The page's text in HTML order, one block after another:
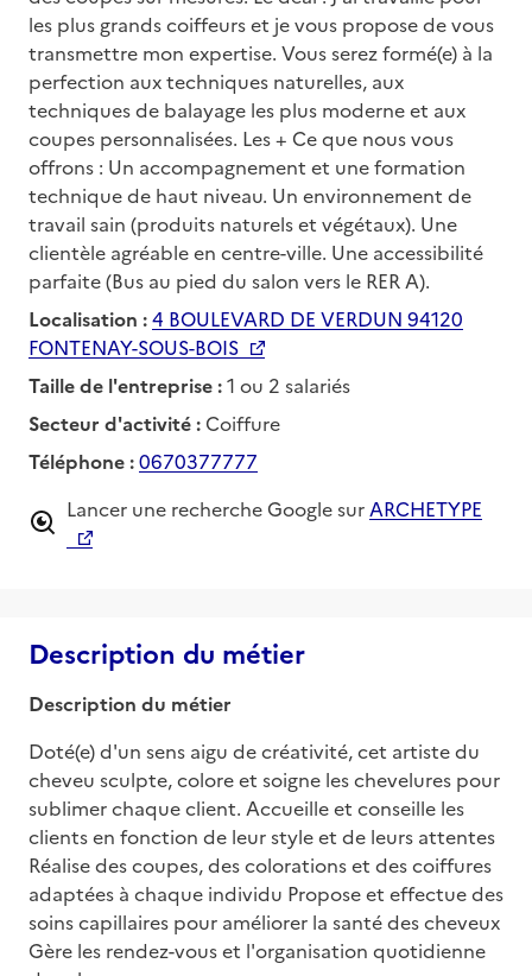
les plus grands coiffeurs et je vous propose de vous
transmettre mon expertise. Vous serez formé(e) à la
perfection aux techniques naturelles, aux
techniques de balayage les plus moderne et aux
coupes personnalisées. Les + Ce que nous vous
offrons : Un accompagnement et une formation
technique de haut niveau. Un environnement de
travail sain (produits naturels et végétaux). Une
clientèle agréable en centre-ville. Une accessibilité
parfaite (Bus au pied du salon vers le RER A).
Localisation :4 BOULEVARD DE VERDUN 94120
FONTENAY-SOUS-BOIS
Taille de l'entreprise :1 ou 2 salariés
Secteur d'activité : Coiffure
Téléphone :0670377777
Lancer une recherche Google sur ARCHETYPE
Description du métier
Description du métier
Doté(e) d'un sens aigu de créativité, cet artiste du
cheveu sculpte, colore et soigne les chevelures pour
sublimer chaque client. Accueille et conseille les
clients en fonction de leur style et de leurs attentes
Réalise des coupes, des colorations et des coiffures
adaptées à chaque individu Propose et effectue des
soins capillaires pour améliorer la santé des cheveux
Gère les rendez-vous et l'organisation quotidienne